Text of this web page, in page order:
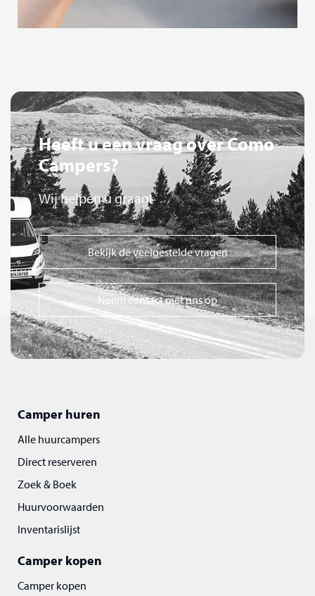
Heeft u een vraag over Como
Campers?
Wij helpen u graag!
Bekijk de veelgestelde vragen
Neem contact met ons op
Camper huren
Alle huurcampers
Direct reserveren
Zoek & Boek
Huurvoorwaarden
Inventarislijst
Camper kopen
Camper kopen